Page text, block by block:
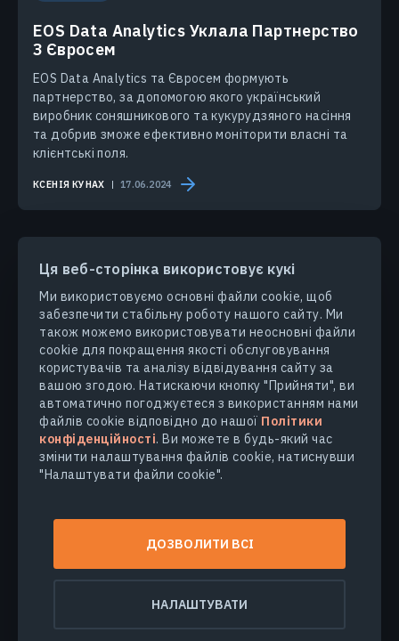
Ця веб-сторінка використовує кукі
Ми використовуємо основні файли cookie, щоб
забезпечити стабільну роботу нашого сайту. Ми
також можемо використовувати неосновні файли
cookie для покращення якості обслуговування
користувачів та аналізу відвідування сайту за
вашою згодою. Натискаючи кнопку "Прийняти", ви
автоматично погоджуєтеся з використанням нами
файлів cookie відповідно до нашої Політики
конфіденційності. Ви можете в будь-який час
змінити налаштування файлів cookie, натиснувши
"Налаштувати файли cookie".
ДОЗВОЛИТИ ВСІ
НАЛАШТУВАТИ
EOS Data Analytics Уклала Партнерство
З Євросем
EOS Data Analytics та Євросем формують
партнерство, за допомогою якого український
виробник соняшникового та кукурудзяного насіння
та добрив зможе ефективно моніторити власні та
клієнтські поля.
КСЕНІЯ КУНАХ 17.06.2024
ПРОДУКТИ ТА РІШЕННЯ
ГАЛУЗІ
КОМПАНІЯ
ДІЗНАТИСЯ БІЛЬШЕ
Всі права захищені.
Не продавайте мої персональні дані